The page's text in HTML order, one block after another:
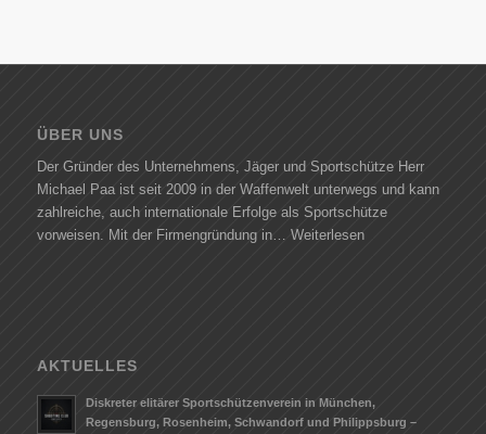
ÜBER UNS
Der Gründer des Unternehmens, Jäger und Sportschütze Herr
Michael Paa ist seit 2009 in der Waffenwelt unterwegs und kann
zahlreiche, auch internationale Erfolge als Sportschütze
vorweisen. Mit der Firmengründung in… Weiterlesen
AKTUELLES
Diskreter elitärer Sportschützenverein in München,
Regensburg, Rosenheim, Schwandorf und Philippsburg –